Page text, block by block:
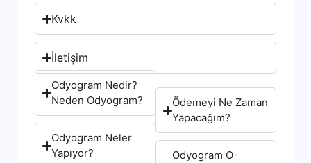
Kvkk
İletişim
Odyogram Nedir?
Neden Odyogram?
Odyogram Neler
Yapıyor?
Ödemeyi Ne Zaman
Yapacağım?
Odyogram O-